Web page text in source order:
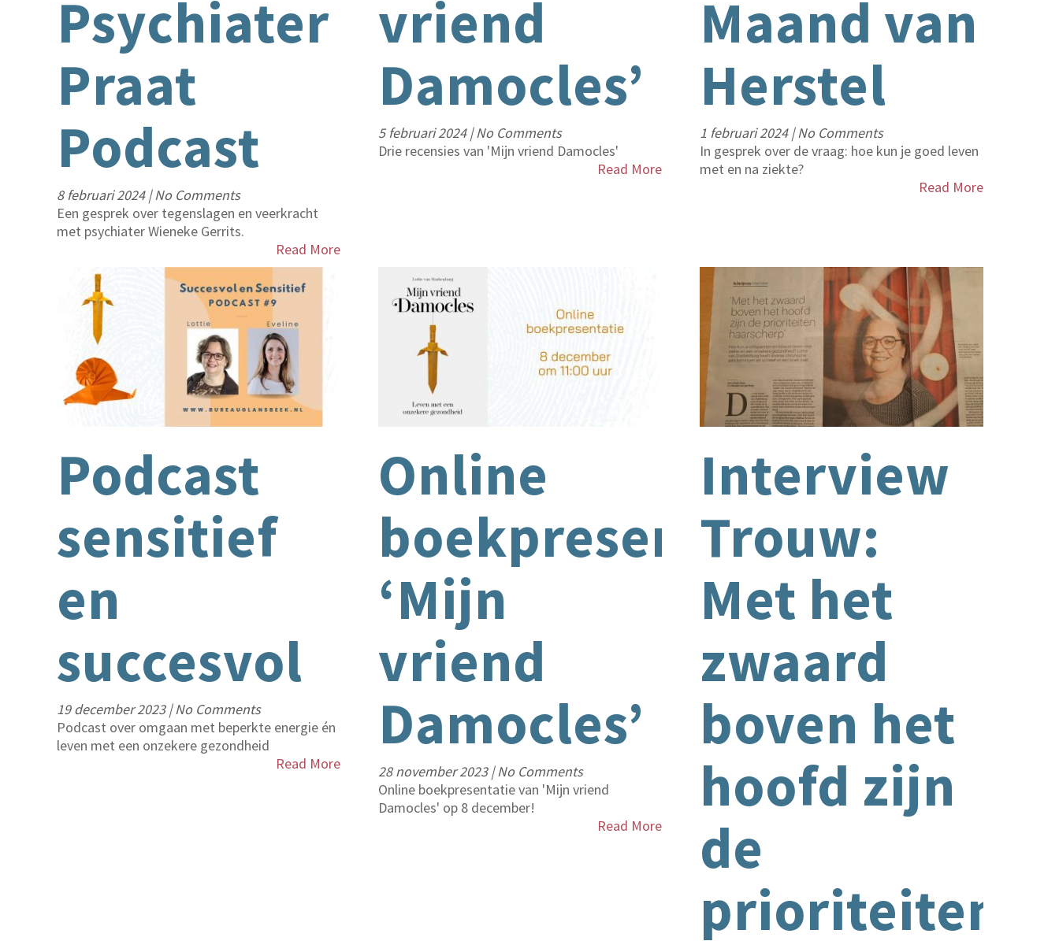
Psychiater
Praat
Podcast
8 februari 2024|No Comments
Een gesprek over tegenslagen en veerkracht
met psychiater Wieneke Gerrits.
Read More
vriend
Damocles’
5 februari 2024|No Comments
Drie recensies van 'Mijn vriend Damocles'
Read More
Maand van
Herstel
1 februari 2024|No Comments
In gesprek over de vraag: hoe kun je goed leven
met en na ziekte?
Read More
Podcast
sensitief
en
succesvol
19 december 2023|No Comments
Podcast over omgaan met beperkte energie én
leven met een onzekere gezondheid
Read More
Online
boekpresentatie
‘Mijn
vriend
Damocles’
28 november 2023|No Comments
Online boekpresentatie van 'Mijn vriend
Damocles' op 8 december!
Read More
Interview
Trouw:
Met het
zwaard
boven het
hoofd zijn
de
prioriteiten